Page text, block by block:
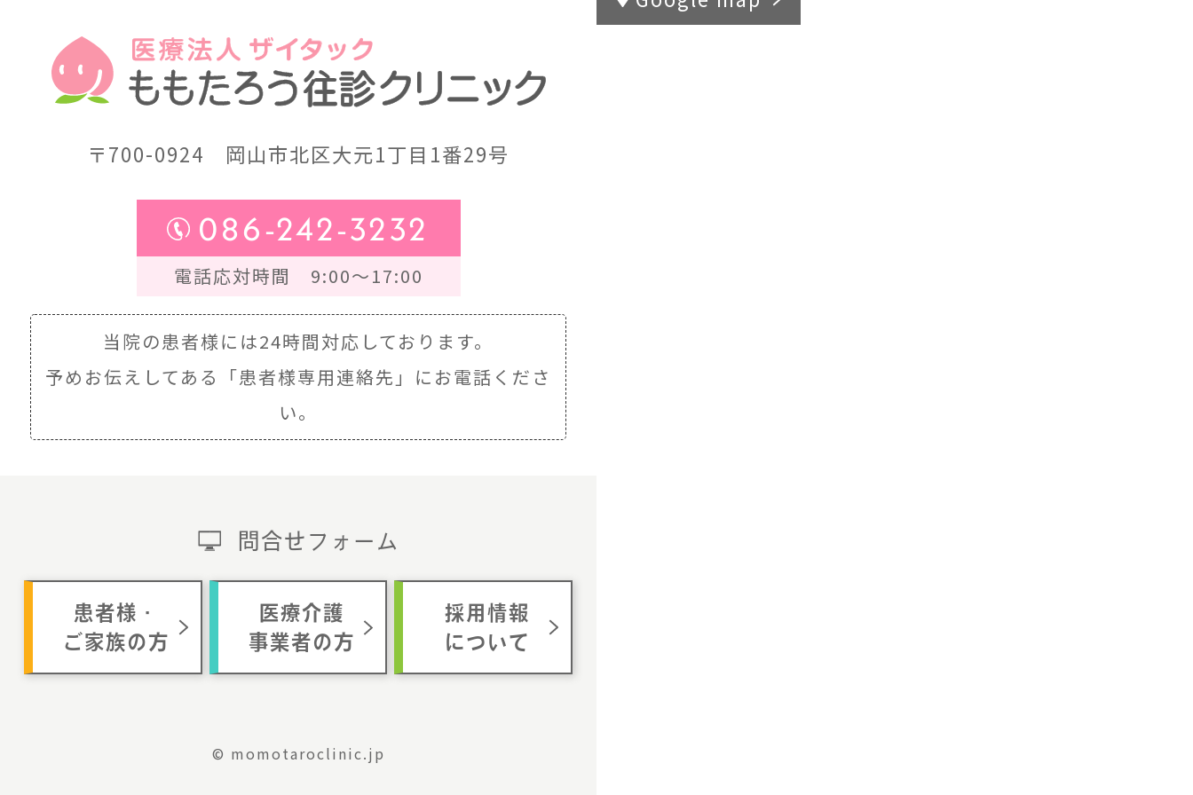
〒700-0924 岡山市北区大元1丁目1番29号
086-242-3232
電話応対時間 9:00～17:00
当院の患者様には24時間対応しております。
予めお伝えしてある
「患者様専用連絡先」にお電話くださ
い。
問合せフォーム
患者様・
ご家族の方
医療介護
事業者の方
採用情報
について
© momotaroclinic.jp